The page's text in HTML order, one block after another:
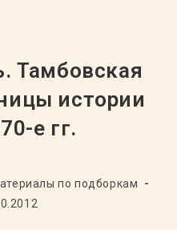
Тамбовская
истории
е гг.
по подборкам